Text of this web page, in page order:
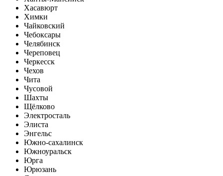
Хасавюрт
Химки
Чайковский
Чебоксары
Челябинск
Череповец
Черкесск
Чехов
Чита
Чусовой
Шахты
Щёлково
Электросталь
Элиста
Энгельс
Южно-сахалинск
Южноуральск
Юрга
Юрюзань